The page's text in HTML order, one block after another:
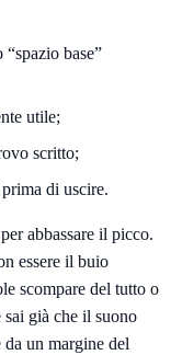
“spazio base”
utile;
scritto;
di uscire.
abbassare il picco.
essere il buio
scompare del tutto o
già che il suono
un margine del